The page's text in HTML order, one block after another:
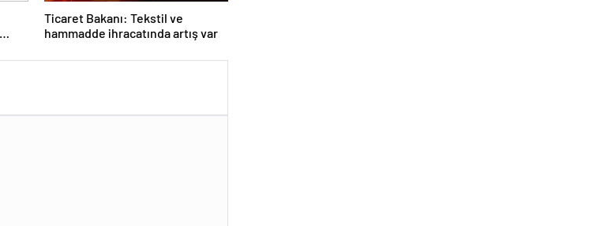
Ticaret Bakanı: Tekstil ve
hammadde ihracatında artış var